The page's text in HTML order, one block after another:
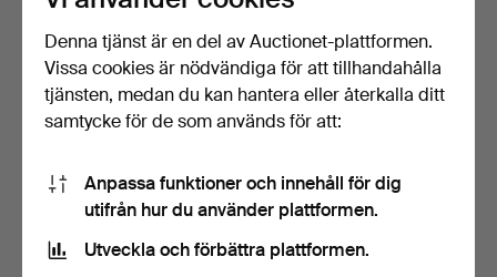
LOUIS VUITTON. skor,
"Sneaker Run Away", s…
6 dagar
53 USD
Denna tjänst är en del av Auctionet-plattformen.
Vissa cookies är nödvändiga för att tillhandahålla
tjänsten, medan du kan hantera eller återkalla ditt
samtycke för de som används för att:
Anpassa funktioner och innehåll för dig
utifrån hur du använder plattformen.
Utveckla och förbättra plattformen.